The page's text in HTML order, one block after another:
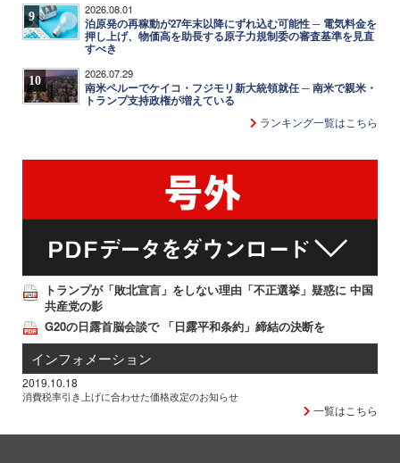
9 2026.08.01
泊原発の再稼動が27年末以降にずれ込む可能性 ─ 電気料金を
押し上げ、物価高を助長する原子力規制委の審査基準を見直
すべき
10 2026.07.29
南米ペルーでケイコ・フジモリ新大統領就任 ─ 南米で親米・
トランプ支持政権が増えている
ランキング一覧はこちら
トランプが「敗北宣言」をしない理由「不正選挙」疑惑に 中国
共産党の影
G20の日露首脳会談で 「日露平和条約」締結の決断を
インフォメーション
2019.10.18
消費税率引き上げに合わせた価格改定のお知らせ
一覧はこちら